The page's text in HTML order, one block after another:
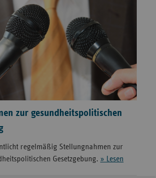
zur gesundheitspolitischen
regelmäßig Stellungnahmen zur
Gesetzgebung. » Lesen